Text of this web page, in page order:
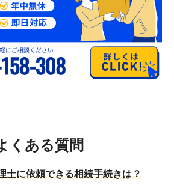
くある質問
士に依頼できる相続手続きは？